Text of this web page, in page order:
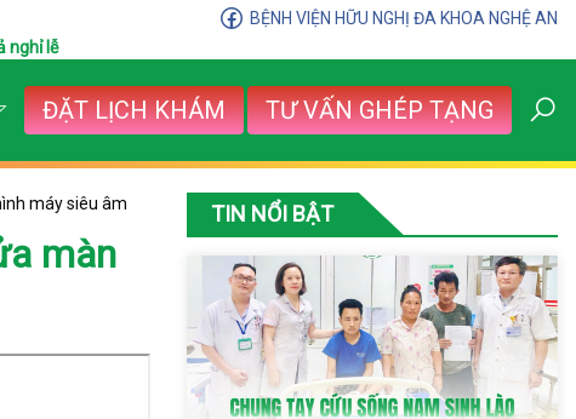
BỆNH VIỆN HỮU NGHỊ ĐA KHOA NGHỆ AN
nghỉ lễ
ĐẶT LỊCH KHÁM TƯ VẤN GHÉP TẠNG
máy siêu âm
màn
TIN NỔI BẬT